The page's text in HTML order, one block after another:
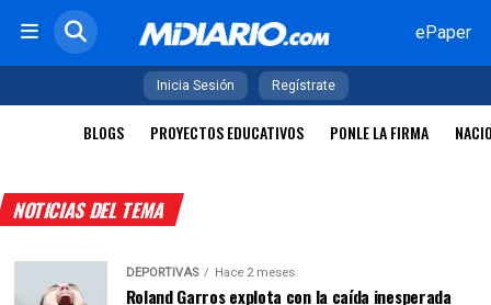
ePaper
Inicia Sesión Regístrate
BLOGS PROYECTOS EDUCATIVOS PONLE LA FIRMA
NOTICIAS DEL TEMA
DEPORTIVAS Hace 2 meses
Roland Garros explota con la caída inesperada